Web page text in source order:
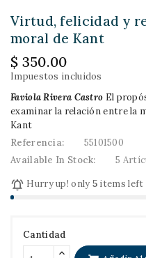
Virtud, felicidad y
moral de Kant
$ 350.00
Impuestos incluidos
Faviola Rivera Castro El
examinar la relación entre la
Kant
Referencia:
55101500
Available In Stock:
5
 Hurry up! only 5 items left
Cantidad